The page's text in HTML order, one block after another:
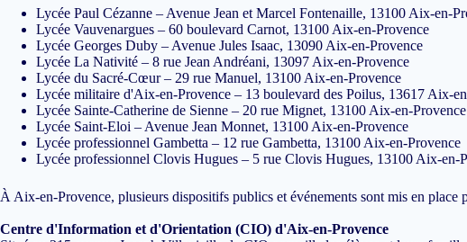
Lycée Paul Cézanne – Avenue Jean et Marcel Fontenaille, 13100 Aix-en-
Lycée Vauvenargues – 60 boulevard Carnot, 13100 Aix-en-Provence
Lycée Georges Duby – Avenue Jules Isaac, 13090 Aix-en-Provence
Lycée La Nativité – 8 rue Jean Andréani, 13097 Aix-en-Provence
Lycée du Sacré-Cœur – 29 rue Manuel, 13100 Aix-en-Provence
Lycée militaire d'Aix-en-Provence – 13 boulevard des Poilus, 13617 Aix-
Lycée Sainte-Catherine de Sienne – 20 rue Mignet, 13100 Aix-en-Provence
Lycée Saint-Eloi – Avenue Jean Monnet, 13100 Aix-en-Provence
Lycée professionnel Gambetta – 12 rue Gambetta, 13100 Aix-en-Provence
Lycée professionnel Clovis Hugues – 5 rue Clovis Hugues, 13100 Aix-en-
​À Aix-en-Provence, plusieurs dispositifs publics et événements sont mis en
Centre d'Information et d'Orientation (CIO) d'Aix-en-Provence